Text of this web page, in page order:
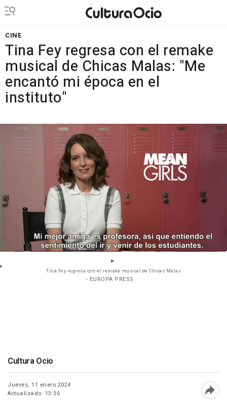
CINE
Tina Fey regresa con el remake
musical de Chicas Malas: "Me
encantó mi época en el
instituto"
Tina Fey regresa con el remake musical de Chicas Malas
- EUROPA PRESS
Cultura Ocio
Jueves, 11 enero 2024
Actualizado: 13:36